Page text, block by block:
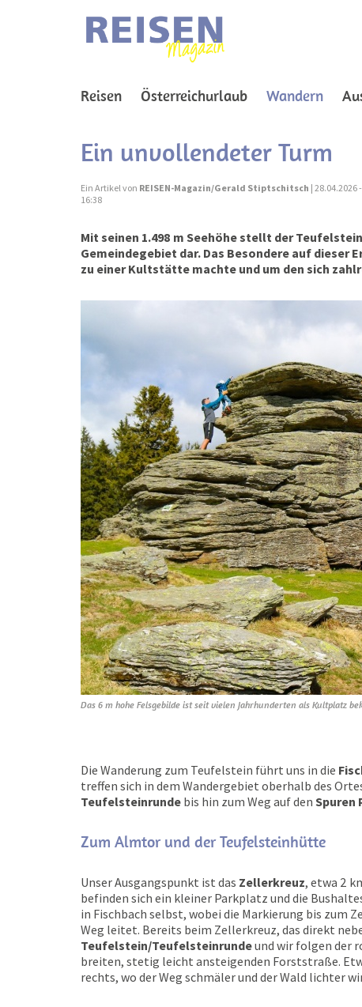
Reisen Österreichurlaub Wandern
Ein unvollendeter Turm
Ein Artikel von REISEN-Magazin/Gerald Stiptschitsch | 28.04.2026 -
16:38
Mit seinen 1.498 m Seehöhe stellt der
Gemeindegebiet dar. Das Besondere auf dieser
zu einer Kultstätte machte und um den sich
Das 6 m hohe Felsgebilde ist seit vielen Jahrhunderten als Kultplatz
Die Wanderung zum Teufelstein führt uns in die
treffen sich in dem Wandergebiet oberhalb des
Teufelsteinrunde bis hin zum Weg auf den Spuren
Zum Almtor und der Teufelsteinhütte
Unser Ausgangspunkt ist das Zellerkreuz, etwa 2
befinden sich ein kleiner Parkplatz und die
in Fischbach selbst, wobei die Markierung bis zum
Weg leitet. Bereits beim Zellerkreuz, das direkt
Teufelstein/Teufelsteinrundeund wir folgen der
breiten, stetig leicht ansteigenden Forststraße.
rechts, wo der Weg schmäler und der Wald lichter